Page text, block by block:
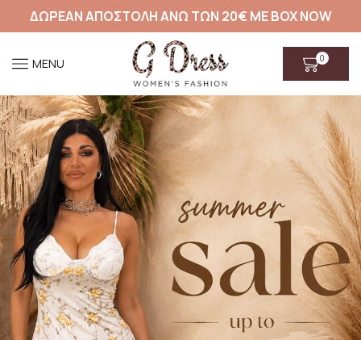
ΔΩΡΕΑΝ ΑΠΟΣΤΟΛΗ ΑΝΩ ΤΩΝ 20€ ΜΕ BOX NOW
MENU 0